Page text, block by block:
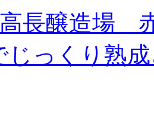
高長醸造場
じっくり熟